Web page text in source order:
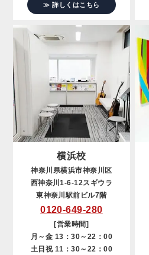
≫ 詳しくはこちら
横浜校
神奈川県横浜市神奈川区
西神奈川1-6-12スギウラ
東神奈川駅前ビル7階
0120-649-280
[営業時間]
月～金 13：30～22：00
土日祝 11：30～22：00